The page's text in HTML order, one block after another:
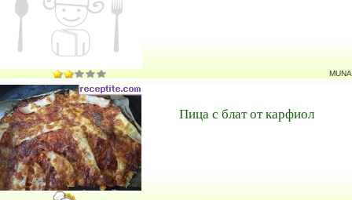
MUNA
Пица с блат от карфиол